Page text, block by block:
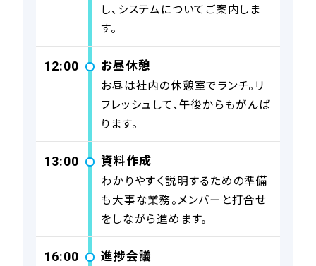
し、システムについてご案内しま
す。
12:00 お昼休憩
お昼は社内の休憩室でランチ。リ
フレッシュして、午後からもがんば
ります。
13:00 資料作成
わかりやすく説明するための準備
も大事な業務。メンバーと打合せ
をしながら進めます。
16:00 進捗会議